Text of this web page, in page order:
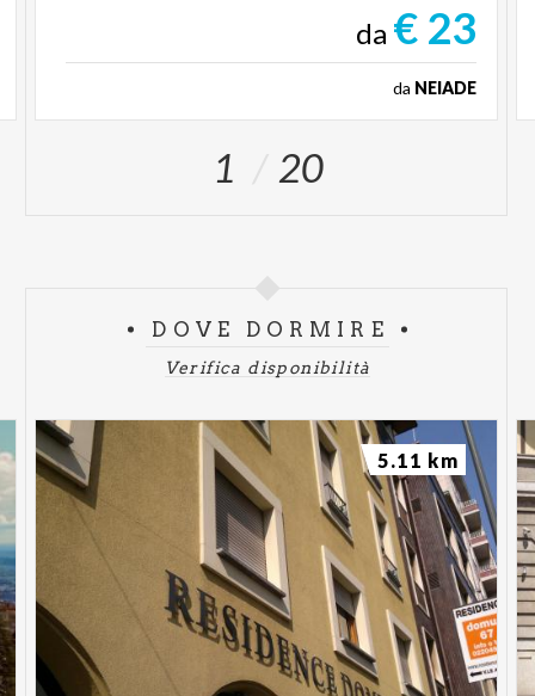
da € 23
da NEIADE
1 20
DOVE DORMIRE
Verifica disponibilità
5.11 km